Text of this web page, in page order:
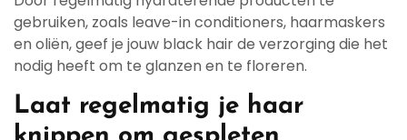
gebruiken, zoals leave-in conditioners, haarmaskers
en oliën, geef je jouw black hair de verzorging die het
nodig heeft om te glanzen en te floreren.
Laat regelmatig je haar